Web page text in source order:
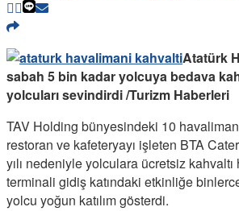
Atatürk
sabah 5 bin kadar yolcuya bedava
yolcuları sevindirdi /Turizm Haberleri
TAV Holding bünyesindeki 10
restoran ve kafeteryayı işleten BTA
yılı nedeniyle yolculara ücretsiz kahvaltı
terminali gidiş katındaki etkinliğe
yolcu yoğun katılım gösterdi.